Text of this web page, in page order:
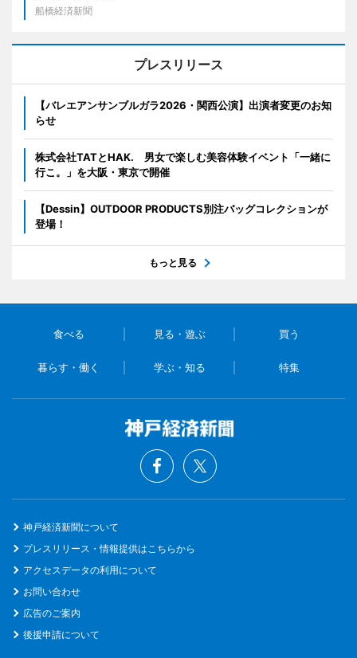
船橋経済新聞
プレスリリース
【バレエアンサンブルガラ2026・関西公演】出演者変更のお知
らせ
株式会社TATとHAK. 男女で楽しむ美容体験イベント「一緒に
行こ。」を大阪・東京で開催
【Dessin】OUTDOOR PRODUCTS別注バッグコレクションが
登場！
もっと見る
食べる 見る・遊ぶ 買う
暮らす・働く 学ぶ・知る 特集
神戸経済新聞について
プレスリリース・情報提供はこちらから
アクセスデータの利用について
お問い合わせ
広告のご案内
後援申請について